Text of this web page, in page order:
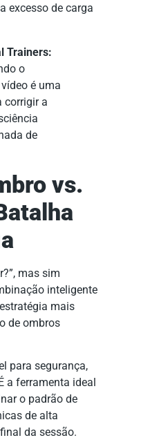
excesso de carga
Trainers:
o
é uma
corrigir a
de
vs.
mas sim
inteligente
mais
de ombros
para segurança,
a ferramenta ideal
o padrão de
de alta
da sessão.